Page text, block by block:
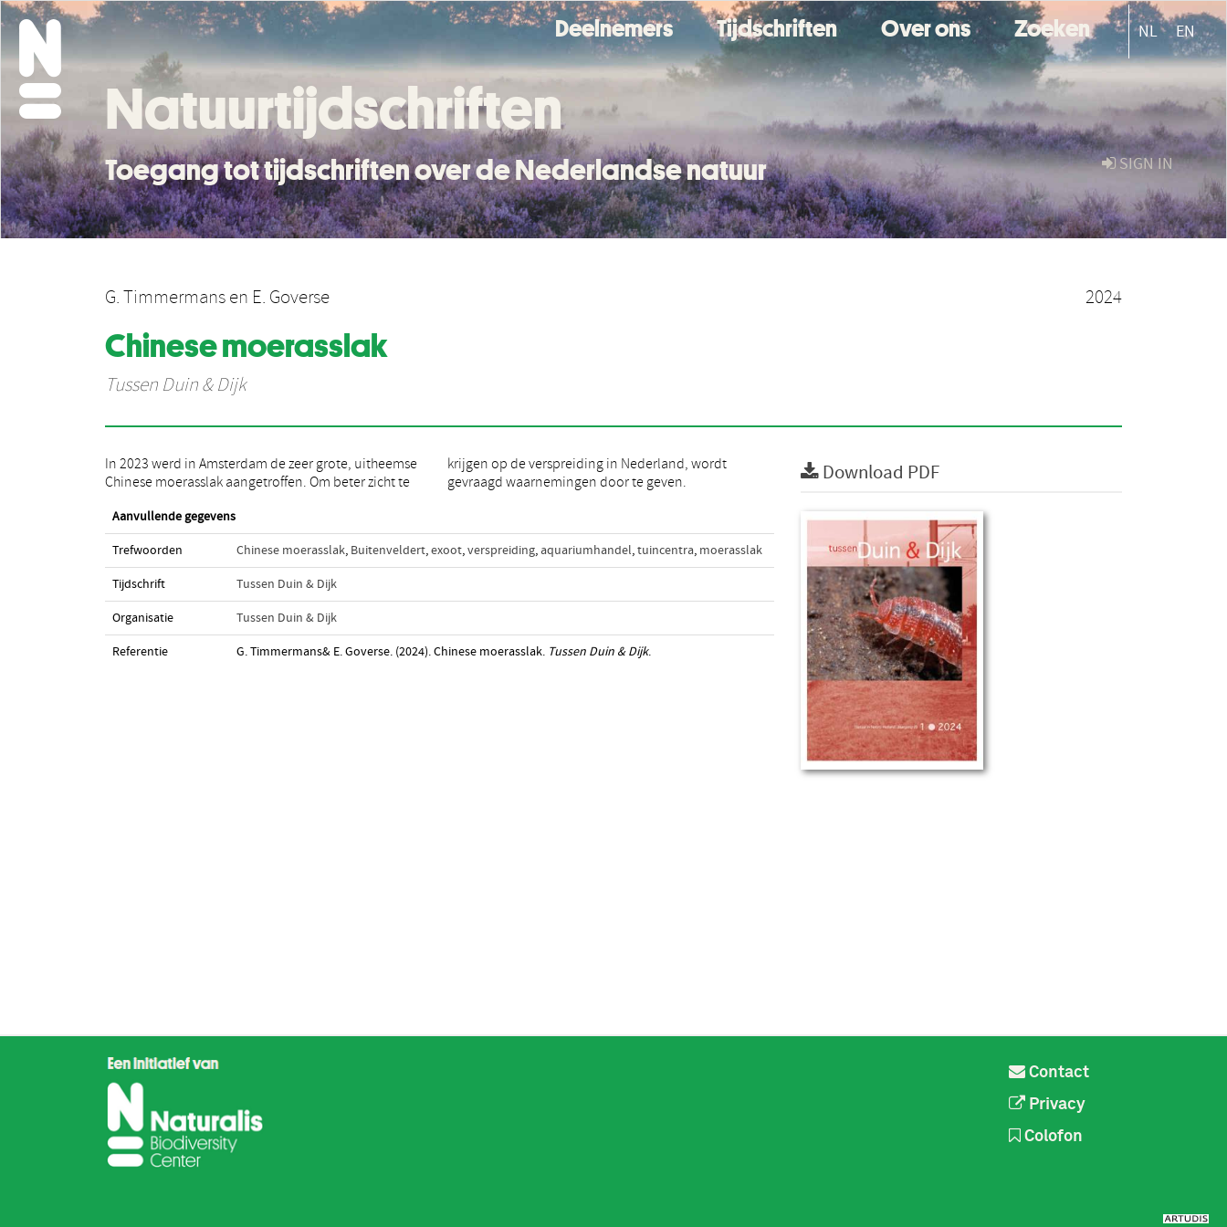
Deelnemers Tijdschriften Over ons Zoeken NL EN
SIGN IN
Natuurtijdschriften
Toegang tot tijdschriften over de Nederlandse natuur
G. Timmermansen E. Goverse 2024
Chinese moerasslak
Tussen Duin & Dijk
In 2023 werd in Amsterdam de zeer grote, uitheemse
Chinese moerasslak aangetroffen. Om beter zicht te
krijgen op de verspreiding in Nederland, wordt
gevraagd waarnemingen door te geven.
Aanvullende gegevens
Trefwoorden Chinese moerasslak, Buitenveldert,exoot,verspreiding, aquariumhandel,tuincentra, moerasslak
Tijdschrift Tussen Duin & Dijk
Organisatie Tussen Duin & Dijk
Referentie G. Timmermans& E. Goverse. (2024). Chinese moerasslak. Tussen Duin & Dijk.
Download PDF
Contact
Privacy
Colofon